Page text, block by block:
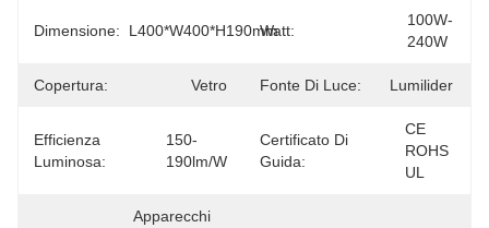
Dimensione: L400*W400*H190mmWatt:
100W-
240W
Copertura: Vetro Fonte Di Luce: Lumilider
Efficienza
Luminosa:
150-
190lm/w
Certificato Di
Guida:
CE
ROHS
UL
Apparecchi